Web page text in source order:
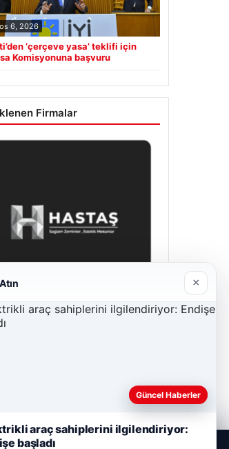
6, 2026
‘çerçeve yasa’ teklifi için
Komisyonuna başvuru
Firmalar
×
Güncel Haberler
araç sahiplerini ilgilendiriyor:
başladı